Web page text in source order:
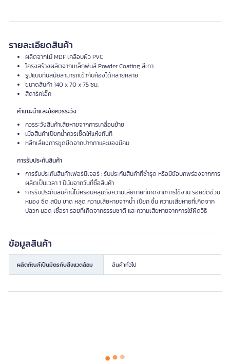
รายละเอียดสินค้า
ผลิตจากไม้ MDF เคลือบผิว PVC
โครงสร้างผลิตจากเหล็กพ่นสี Powder Coating สีเทา
รูปแบบทันสมัยสามารถเข้ากับห้องได้หลายหลาย
ขนาดสินค้า 140 x 70 x 75 ซม.
สีดาร์คโอ๊ค
คำแนะนำและข้อควรระวัง
ควรระวังสินค้าเสียหายจากการเคลื่อนย้าย
เมื่อสินค้าเปียกน้ำควรเช็ดให้แห้งทันที
หลีกเลี่ยงการขูดขีดจากปากกาและของมีคม
การรับประกันสินค้า
การรับประกันสินค้าเฟอร์นิเจอร์ : รับประกันสินค้าที่ชำรุด หรือมีข้อบกพร่องจากการ
ผลิตเป็นเวลา 1 ปีนับจากวันที่ซื้อสินค้า
การรับประกันสินค้านี้ไม่ครอบคลุมถึงความเสียหายที่เกิดจากการใช้งาน รอยขีดข่วน
หมอง ซีด สนิม ขาด หลุด ความเสียหายจากน้ำ เปียก ชื้น ความเสียหายที่เกิดจาก
ปลวก มอด เชื้อรา รอยที่เกิดจากธรรมชาติ และความเสียหายจากการใช้ผิดวิธี
ข้อมูลสินค้า
ผลิตภัณฑ์เป็นมิตรกับสิ่งแวดล้อม สินค้าทั่วไป